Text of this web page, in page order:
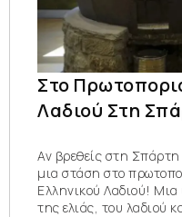
Στο
Λαδιού Στη
Αν βρεθείς στη
μια στάση στο
Ελληνικού Λαδιού!
της ελιάς, του λαδιού